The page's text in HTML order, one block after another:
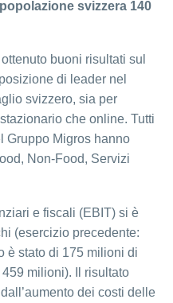
svizzera 140
buoni risultati sul
di leader nel
svizzero, sia per
che online. Tutti
Gruppo Migros hanno
Non-Food, Servizi
e fiscali (EBIT) si è
(esercizio precedente:
è stato di 175 milioni di
milioni). Il risultato
dei costi delle